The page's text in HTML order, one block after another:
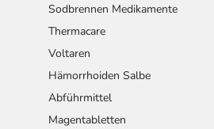
Sodbrennen Medikamente
Thermacare
Voltaren
Hämorrhoiden Salbe
Abführmittel
Magentabletten